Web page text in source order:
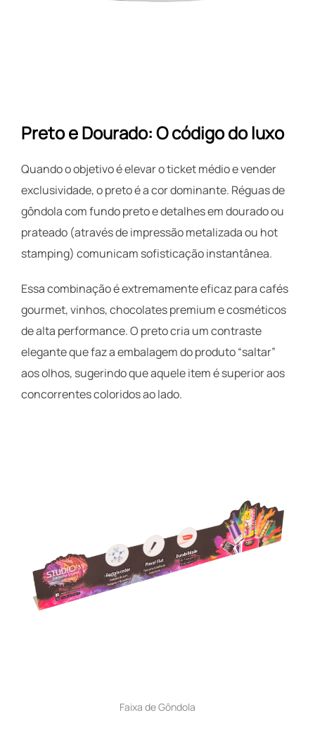
Preto e Dourado: O código do luxo
Quando o objetivo é elevar o ticket médio e vender
exclusividade, o preto é a cor dominante. Réguas de
gôndola com fundo preto e detalhes em dourado ou
prateado (através de impressão metalizada ou hot
stamping) comunicam sofisticação instantânea.
Essa combinação é extremamente eficaz para cafés
gourmet, vinhos, chocolates premium e cosméticos
de alta performance. O preto cria um contraste
elegante que faz a embalagem do produto “saltar”
aos olhos, sugerindo que aquele item é superior aos
concorrentes coloridos ao lado.
Faixa de Gôndola